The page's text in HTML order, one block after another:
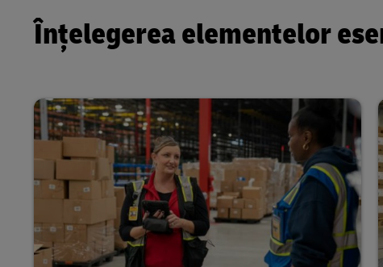
Înțelegerea elementelor